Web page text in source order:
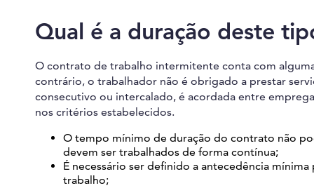
Qual é a duração deste
O contrato de trabalho intermitente conta com
contrário, o trabalhador não é obrigado a prestar
consecutivo ou intercalado, é acordada entre
nos critérios estabelecidos.
O tempo mínimo de duração do contrato não
devem ser trabalhados de forma contínua;
É necessário ser definido a antecedência
trabalho;